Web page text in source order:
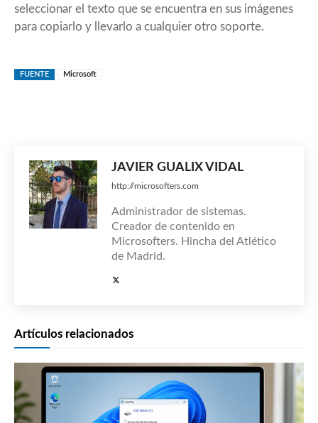
seleccionar el texto que se encuentra en sus imágenes
para copiarlo y llevarlo a cualquier otro soporte.
FUENTE Microsoft
JAVIER GUALIX VIDAL
http://microsofters.com
Administrador de sistemas.
Creador de contenido en
Microsofters. Hincha del Atlético
de Madrid.
Artículos relacionados